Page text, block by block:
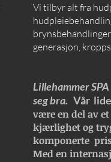
Vi tilbyr alt fra
generasjon,
Lillehammer
seg bra. Vår
være en del av
kjærlighet og
komponerte
Med en